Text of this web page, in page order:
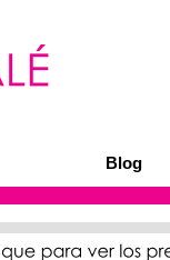
Blog